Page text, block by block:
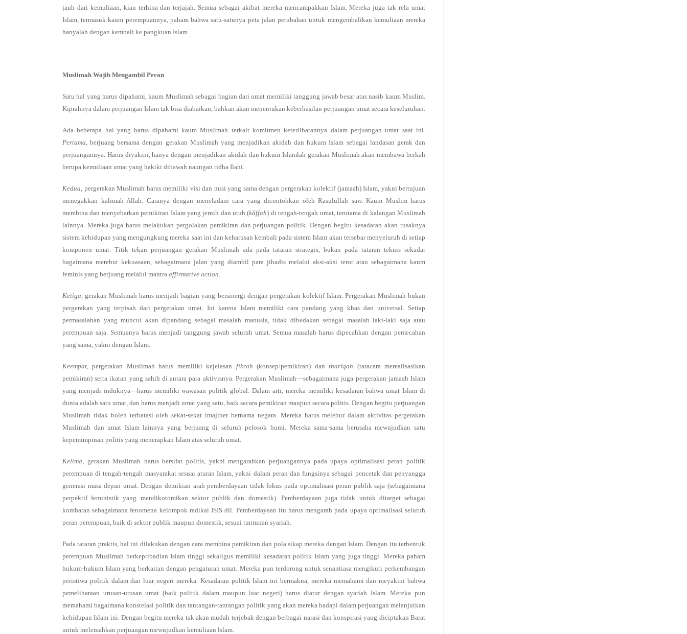
jauh dari kemuliaan, kian terhina dan terjajah. Semua sebagai akibat mereka mencampakkan Islam. Mereka juga tak rela umat
Islam, termasuk kaum perempuannya, paham bahwa satu-satunya peta jalan perubahan untuk mengembalikan kemuliaan mereka
hanyalah dengan kembali ke pangkuan Islam.
Muslimah Wajib Mengambil Peran
Satu hal yang harus dipahami, kaum Muslimah sebagai bagian dari umat memiliki tanggung jawab besar atas nasib kaum Muslim.
Kiprahnya dalam perjuangan Islam tak bisa diabaikan, bahkan akan menentukan keberhasilan perjuangan umat secara keseluruhan.
Ada beberapa hal yang harus dipahami kaum Muslimah terkait komitmen keterlibatannya dalam perjuangan umat saat ini.
Pertama, berjuang bersama dengan gerakan Muslimah yang menjadikan akidah dan hukum Islam sebagai landasan gerak dan
perjuangannya. Harus diyakini, hanya dengan menjadikan akidah dan hukum Islamlah gerakan Muslimah akan membawa berkah
berupa kemuliaan umat yang hakiki dibawah naungan ridha Ilahi.
Kedua, pergerakan Muslimah harus memiliki visi dan misi yang sama dengan pergerakan kolektif (jamaah) Islam, yakni bertujuan
menegakkan kalimah Allah. Caranya dengan meneladani cara yang dicontohkan oleh Rasulullah saw. Kaum Muslim harus
membina dan menyebarkan pemikiran Islam yang jernih dan utuh (kâffah) di tengah-tengah umat, terutama di kalangan Muslimah
lainnya. Mereka juga harus melakukan pergolakan pemikiran dan perjuangan politik. Dengan begitu kesadaran akan rusaknya
sistem kehidupan yang mengungkung mereka saat ini dan keharusan kembali pada sistem Islam akan tersebar menyeluruh di setiap
komponen umat. Titik tekan perjuangan gerakan Muslimah ada pada tataran strategis, bukan pada tataran teknis sekadar
bagaimana merebut kekuasaan, sebagaimana jalan yang diambil para jihadis melalui aksi-aksi teror atau sebagaimana kaum
feminis yang berjuang melalui mantra affirmative action.
Ketiga, gerakan Muslimah harus menjadi bagian yang bersinergi dengan pergerakan kolektif Islam. Pergerakan Muslimah bukan
pergerakan yang terpisah dari pergerakan umat. Ini karena Islam memiliki cara pandang yang khas dan universal. Setiap
permasalahan yang muncul akan dipandang sebagai masalah manusia, tidak dibedakan sebagai masalah laki-laki saja atau
perempuan saja. Semuanya harus menjadi tanggung jawab seluruh umat. Semua masalah harus dipecahkan dengan pemecahan
yang sama, yakni dengan Islam.
Keempat, pergerakan Muslimah harus memiliki kejelasan fikrah (konsep/pemikiran) dantharîqah (tatacara merealisasikan
pemikiran) serta ikatan yang sahih di antara para aktivisnya. Pergerakan Muslimah—sebagaimana juga pergerakan jamaah Islam
yang menjadi induknya—harus memiliki wawasan politik global. Dalam arti, mereka memiliki kesadaran bahwa umat Islam di
dunia adalah satu umat, dan harus menjadi umat yang satu, baik secara pemikiran maupun secara politis. Dengan begitu perjuangan
Muslimah tidak boleh terbatasi oleh sekat-sekat imajiner bernama negara. Mereka harus melebur dalam aktivitas pergerakan
Muslimah dan umat Islam lainnya yang berjuang di seluruh pelosok bumi. Mereka sama-sama berusaha mewujudkan satu
kepemimpinan politis yang menerapkan Islam atas seluruh umat.
Kelima, gerakan Muslimah harus bersifat politis, yakni mengarahkan perjuangannya pada upaya optimalisasi peran politik
perempuan di tengah-tengah masyarakat sesuai aturan Islam, yakni dalam peran dan fungsinya sebagai pencetak dan penyangga
generasi masa depan umat. Dengan demikian arah pemberdayaan tidak fokus pada optimalisasi peran publik saja (sebagaimana
perpektif feministik yang mendikotomikan sektor publik dan domestik). Pemberdayaan juga tidak untuk ditarget sebagai
kombatan sebagaimana fenomena kelompok radikal ISIS dll. Pemberdayaan itu harus mengarah pada upaya optimalisasi seluruh
peran perempuan, baik di sektor publik maupun domestik, sesuai tuntunan syariah.
Pada tataran praktis, hal ini dilakukan dengan cara membina pemikiran dan pola sikap mereka dengan Islam. Dengan itu terbentuk
perempuan Muslimah berkepribadian Islam tinggi sekaligus memiliki kesadaran politik Islam yang juga tinggi. Mereka paham
hukum-hukum Islam yang berkaitan dengan pengaturan umat. Mereka pun terdorong untuk senantiasa mengikuti perkembangan
peristiwa politik dalam dan luar negeri mereka. Kesadaran politik Islam ini bermakna, mereka memahami dan meyakini bahwa
pemeliharaan urusan-urusan umat (baik politik dalam maupun luar negeri) harus diatur dengan syariah Islam. Mereka pun
memahami bagaimana konstelasi politik dan tantangan-tantangan politik yang akan mereka hadapi dalam perjuangan melanjutkan
kehidupan Islam ini. Dengan begitu mereka tak akan mudah terjebak dengan berbagai narasi dan konspirasi yang diciptakan Barat
untuk melemahkan perjuangan mewujudkan kemuliaan lslam.